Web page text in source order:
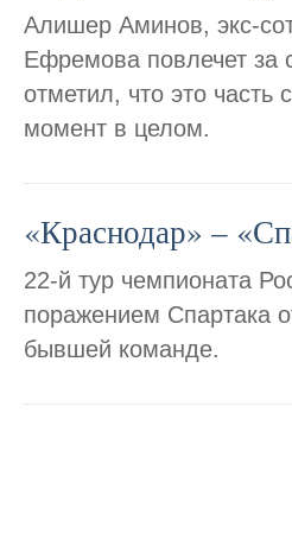
Алишер Аминов, экс-
Ефремова повлечет за
отметил, что это
момент в целом.
«Краснодар» –
22-й тур чемпионата
поражением Спартака
бывшей команде.